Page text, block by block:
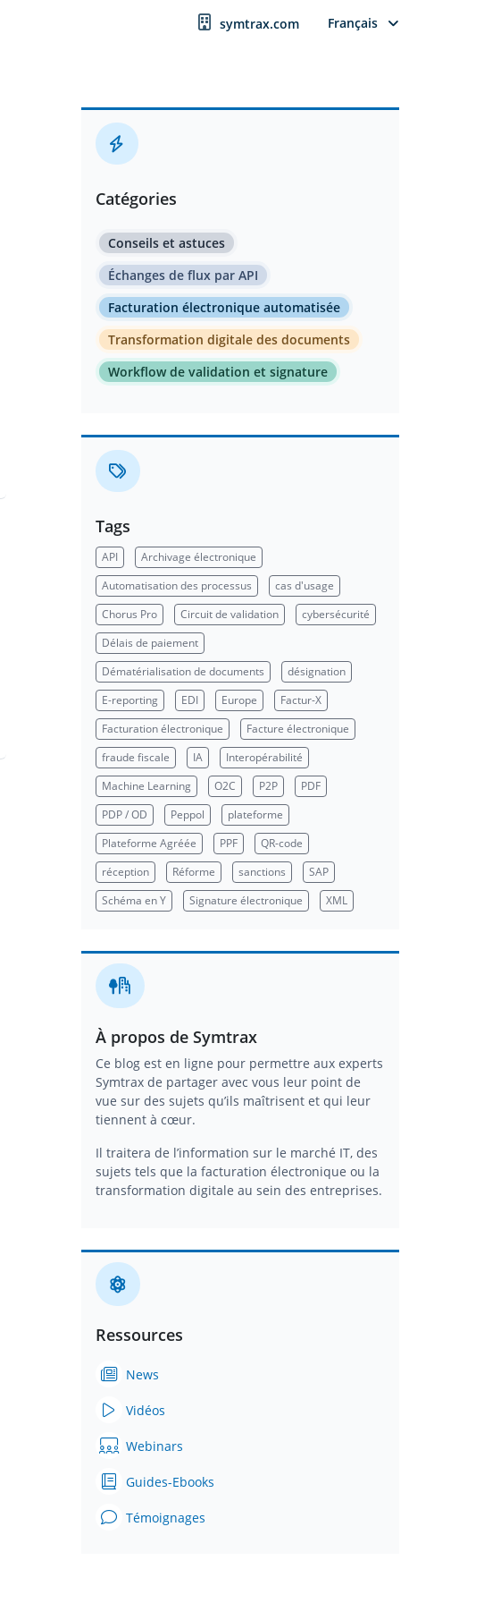
symtrax.com Français
Catégories
Conseils et astuces
Échanges de flux par API
Facturation électronique automatisée
Transformation digitale des documents
Workflow de validation et signature
Tags
API
Archivage électronique
Automatisation des processus
cas d'usage
Chorus Pro
Circuit de validation
cybersécurité
Délais de paiement
Dématérialisation de documents
désignation
E-reporting
EDI Europe
Factur-X
Facturation électronique
Facture électronique
fraude fiscale
IA
Interopérabilité
Machine Learning
O2C P2P
PDF
PDP / OD
Peppol
plateforme
Plateforme Agréée
PPF
QR-code
réception
Réforme sanctions
SAP
Schéma en Y
Signature électronique XML
À propos de Symtrax
Ce blog est en ligne pour permettre aux experts
Symtrax de partager avec vous leur point de
vue sur des sujets qu’ils maîtrisent et qui leur
tiennent à cœur.
Il traitera de l’information sur le marché IT, des
sujets tels que la facturation électronique ou la
transformation digitale au sein des entreprises.
Ressources
News
Vidéos
Webinars
Guides-Ebooks
Témoignages